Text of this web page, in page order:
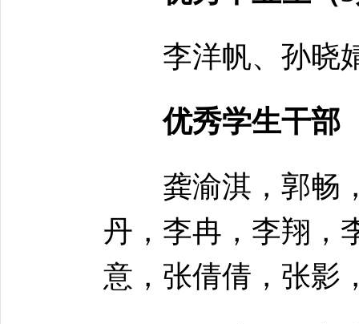
李洋帆、孙晓婧
优秀学生干部
龚渝淇，郭畅，
丹，李冉，李翔，
意，张倩倩，张影